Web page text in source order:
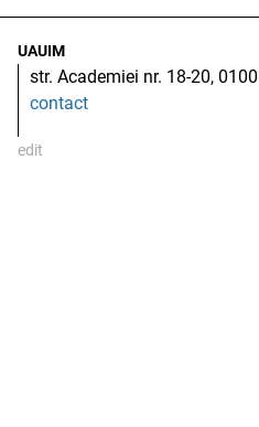
UAUIM
str. Academiei nr. 18-20,
contact
edit